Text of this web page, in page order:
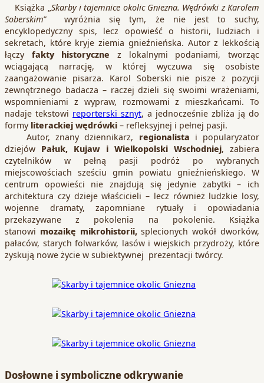
Książka „ Skarby i tajemnice okolic Gniezna. Wędrówki z Karolem
Soberskim” wyróżnia się tym, że nie jest to suchy,
encyklopedyczny spis, lecz opowieść o historii, ludziach i
sekretach, które kryje ziemia gnieźnieńska. Autor z lekkością
łączy fakty historyczne z lokalnymi podaniami, tworząc
wciągającą narrację, w której wyczuwa się osobiste
zaangażowanie pisarza. Karol Soberski nie pisze z pozycji
zewnętrznego badacza – raczej dzieli się swoimi wrażeniami,
wspomnieniami z wypraw, rozmowami z mieszkańcami. To
nadaje tekstowi reporterski sznyt, a jednocześnie zbliża ją do
formy literackiej wędrówki – refleksyjnej i pełnej pasji.
Autor, znany dziennikarz, regionalista i popularyzator
dziejów Pałuk, Kujaw i Wielkopolski Wschodniej, zabiera
czytelników w pełną pasji podróż po wybranych
miejscowościach sześciu gmin powiatu gnieźnieńskiego. W
centrum opowieści nie znajdują się jedynie zabytki – ich
architektura czy dzieje właścicieli – lecz również ludzkie losy,
wojenne dramaty, zapomniane rytuały i opowiadania
przekazywane z pokolenia na pokolenie. Książka
stanowi mozaikę mikrohistorii,splecionych wokół dworków,
pałaców, starych folwarków, lasów i wiejskich przydroży, które
zyskują nowe życie w subiektywnej prezentacji twórcy.
Dosłowne i symboliczne odkrywanie